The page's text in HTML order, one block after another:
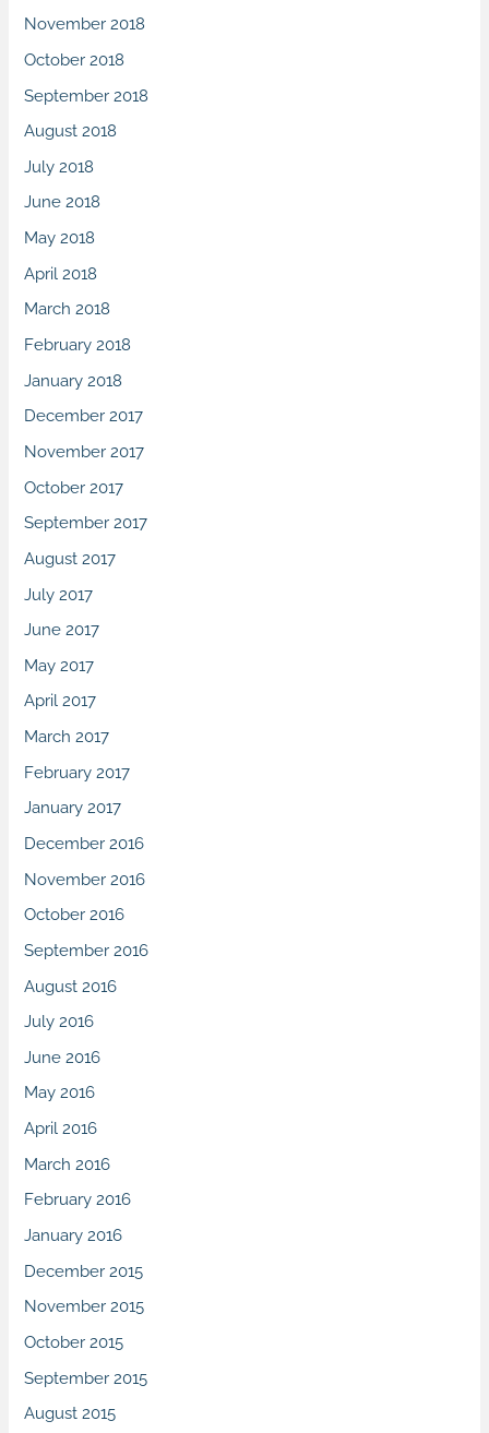
November 2018
October 2018
September 2018
August 2018
July 2018
June 2018
May 2018
April 2018
March 2018
February 2018
January 2018
December 2017
November 2017
October 2017
September 2017
August 2017
July 2017
June 2017
May 2017
April 2017
March 2017
February 2017
January 2017
December 2016
November 2016
October 2016
September 2016
August 2016
July 2016
June 2016
May 2016
April 2016
March 2016
February 2016
January 2016
December 2015
November 2015
October 2015
September 2015
August 2015